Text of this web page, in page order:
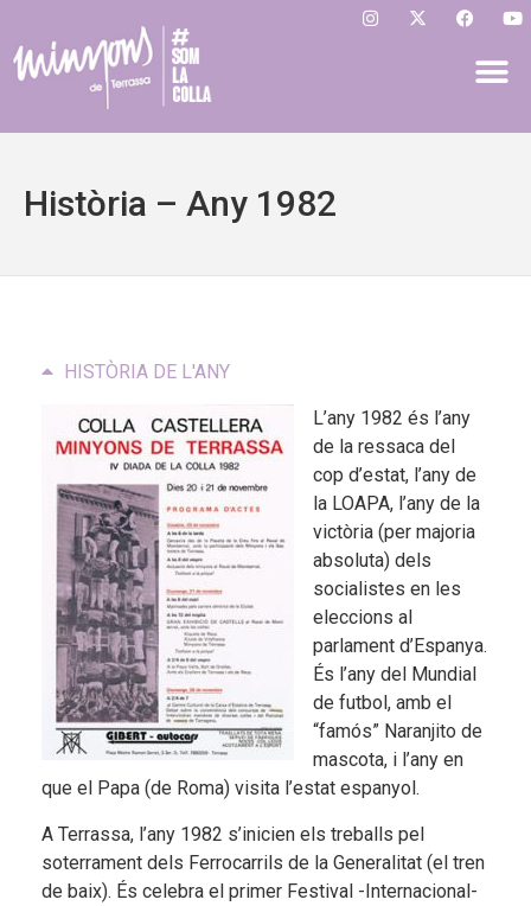
Història – Any 1982
HISTÒRIA DE L'ANY
L’any 1982 és l’any
de la ressaca del
cop d’estat, l’any de
la LOAPA, l’any de la
victòria (per majoria
absoluta) dels
socialistes en les
eleccions al
parlament d’Espanya.
És l’any del Mundial
de futbol, amb el
“famós” Naranjito de
mascota, i l’any en
que el Papa (de Roma) visita l’estat espanyol.
A Terrassa, l’any 1982 s’inicien els treballs pel
soterrament dels Ferrocarrils de la Generalitat (el tren
de baix). És celebra el primer Festival -Internacional-